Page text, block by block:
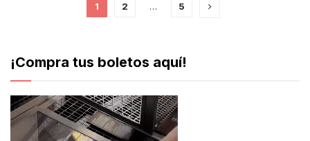
1 2 … 5
¡Compra tus boletos aquí!